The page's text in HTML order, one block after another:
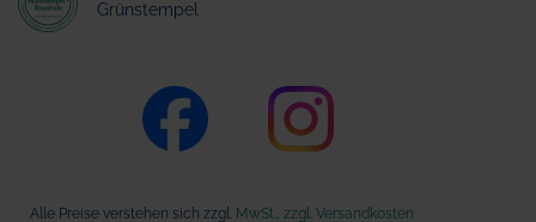
Grünstempel
Alle Preise verstehen sich zzgl. MwSt., zzgl. Versandkosten